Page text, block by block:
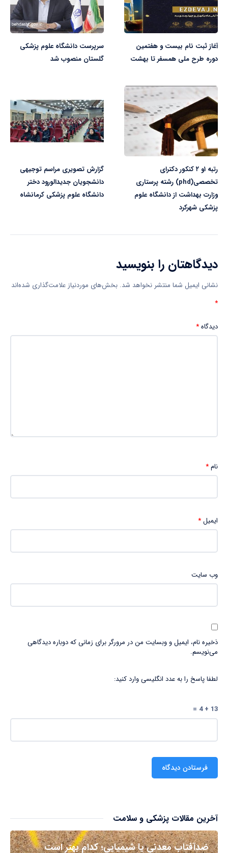
آغاز ثبت نام بیست و هفتمین
دوره طرح ملی همسفر تا بهشت
سرپرست دانشگاه علوم پزشکی
گلستان منصوب شد
رتبه ۱و ۲ کنکور دکترای
تخصصی(phd) رشته پرستاری
وزارت بهداشت از دانشگاه علوم
پزشکی شهرکرد
گزارش تصویری مراسم توجیهی
دانشجویان جدیدالورود دختر
دانشگاه علوم پزشکی کرمانشاه
دیدگاهتان را بنویسید
نشانی ایمیل شما منتشر نخواهد شد. بخش‌های موردنیاز علامت‌گذاری شده‌اند
*
دیدگاه*
نام*
ایمیل*
وب‌ سایت
ذخیره نام، ایمیل و وبسایت من در مرورگر برای زمانی که دوباره دیدگاهی
می‌نویسم.
لطفا پاسخ را به عدد انگلیسی وارد کنید:
13 + 4 =
آخرین مقالات پزشکی و سلامت
ضدآفتاب‌ معدنی یا شیمیایی؛ کدام بهتر است